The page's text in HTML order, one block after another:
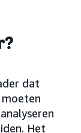
dat
Het